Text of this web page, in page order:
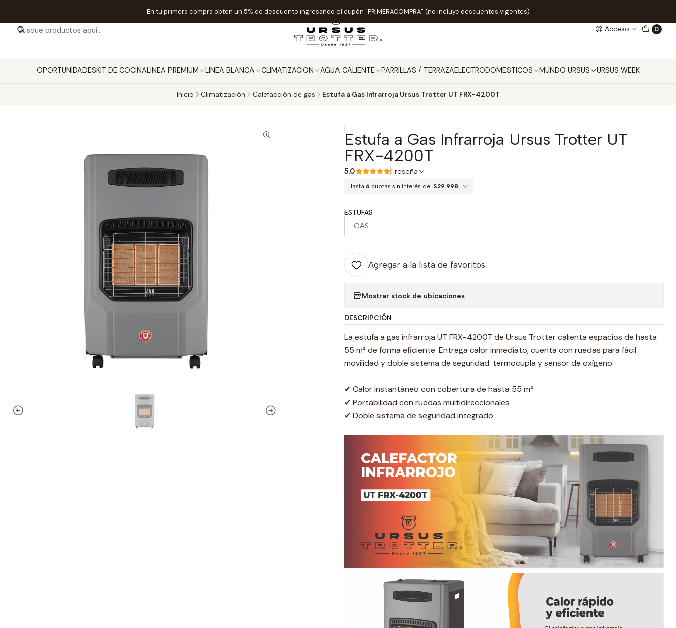
Acceso 0
OPORTUNIDADESKIT DE COCINALINEA PREMIUM LINEA BLANCA CLIMATIZACION AGUA CALIENTE PARRILLAS / TERRAZAELECTRODOMESTICOS MUNDO URSUS URSUS WEEK
En tu primera compra obten un 5% de descuento ingresando el cupón "PRIMERACOMPRA" (no incluye descuentos vigentes)
Inicio Climatización Calefacción de gas Estufa a Gas Infrarroja Ursus Trotter UT FRX-4200T
|
Estufa a Gas Infrarroja Ursus Trotter UT
FRX-4200T
5.0 1 reseña
Hasta 6 cuotas sin interés de: $29.998
ESTUFAS
GAS
Agregar a la lista de favoritos
Mostrar stock de ubicaciones
DESCRIPCIÓN
La estufa a gas infrarroja UT FRX-4200T de Ursus Trotter calienta espacios de hasta
55 m² de forma eficiente. Entrega calor inmediato, cuenta con ruedas para fácil
movilidad y doble sistema de seguridad: termocupla y sensor de oxígeno.
✔ Calor instantáneo con cobertura de hasta 55 m²
✔ Portabilidad con ruedas multidireccionales
✔ Doble sistema de seguridad integrado